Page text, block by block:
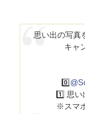
思い出の写真
キャ
0️⃣
1️⃣ 思
※スマホ